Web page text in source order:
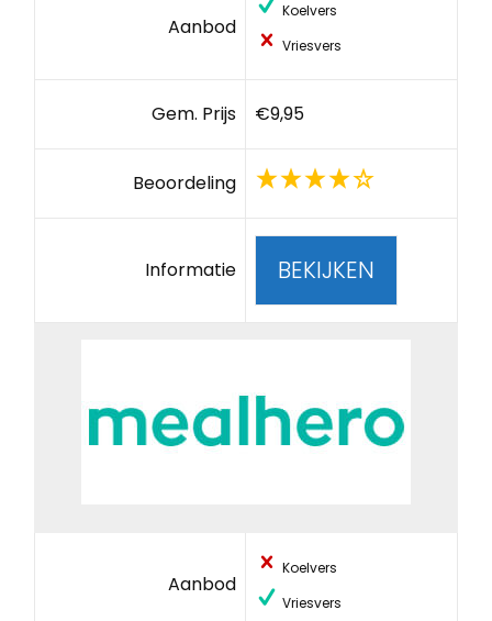
Aanbod
Koelvers
Vriesvers
Gem. Prijs €9,95
Beoordeling
Informatie BEKIJKEN
Aanbod
Koelvers
Vriesvers